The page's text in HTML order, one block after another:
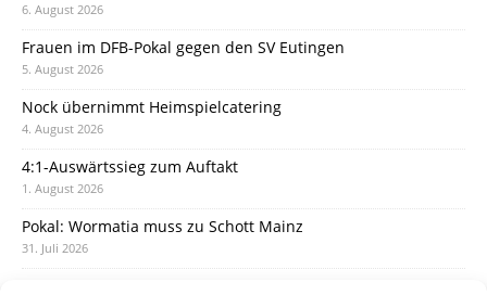
6. August 2026
Frauen im DFB-Pokal gegen den SV Eutingen
5. August 2026
Nock übernimmt Heimspielcatering
4. August 2026
4:1-Auswärtssieg zum Auftakt
1. August 2026
Pokal: Wormatia muss zu Schott Mainz
31. Juli 2026